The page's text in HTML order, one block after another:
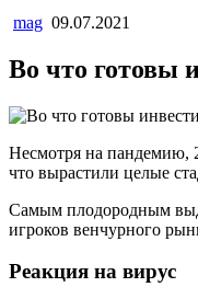
mag 09.07.2021
Во что готовы
Несмотря на пандемию,
что вырастили целые
Самым плодородным
игроков венчурного
Реакция на вирус